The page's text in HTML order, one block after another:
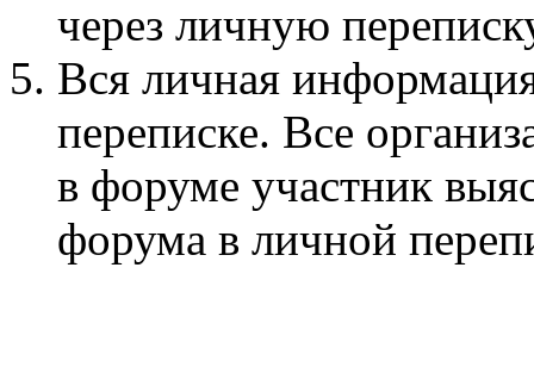
через личную
Вся личная
переписке. Все
в форуме участник
форума в личной